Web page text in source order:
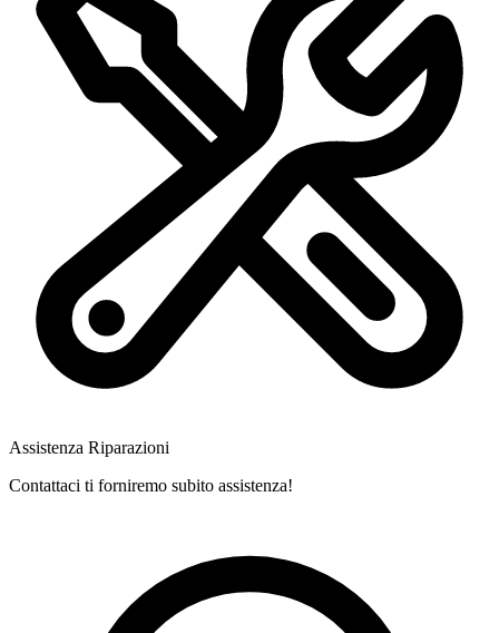
Assistenza Riparazioni
Contattaci ti forniremo subito assistenza!